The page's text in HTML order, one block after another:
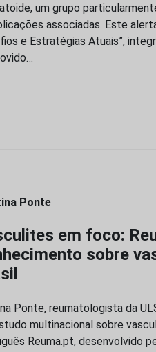
um grupo
associadas. Este
e Estratégias Atuais”,
Ponte
em foco:
sobre
Ponte, reumatologista da
multinacional sobre
Reuma.pt, desenvolvido